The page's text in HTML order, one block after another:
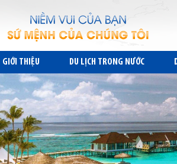
GIỚI THIỆU DU LỊCH TRONG NƯỚC